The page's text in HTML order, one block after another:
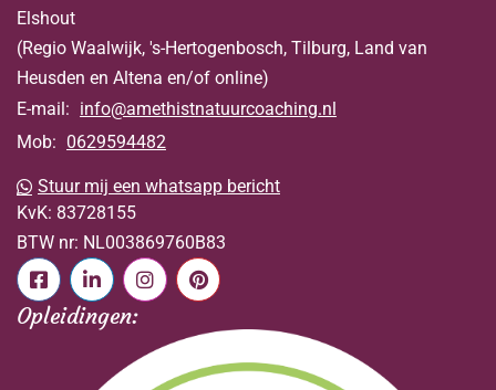
Elshout
(Regio Waalwijk, 's-Hertogenbosch, Tilburg, Land van
Heusden en Altena en/of online)
E-mail: info@amethistnatuurcoaching.nl
Mob: 0629594482
Stuur mij een whatsapp bericht
KvK: 83728155
BTW nr: NL003869760B83
Opleidingen: